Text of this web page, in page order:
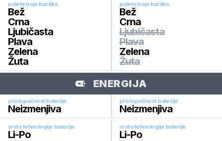
paleta boja kućišta
Bež
Crna
Ljubičasta
Plava
Zelena
Žuta
paleta boja kućišta
Bež
Crna
Ljubičasta
Plava
Zelena
Žuta
ENERGIJA
pristupačnost baterije
Neizmenjiva
pristupačnost baterije
Neizmenjiva
vrsta tehnologije baterije
Li-Po
vrsta tehnologije baterije
Li-Po